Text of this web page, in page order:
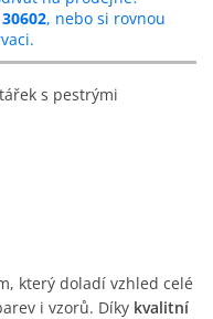
30602, nebo si rovnou
který doladí vzhled celé
i vzorů. Díky kvalitní